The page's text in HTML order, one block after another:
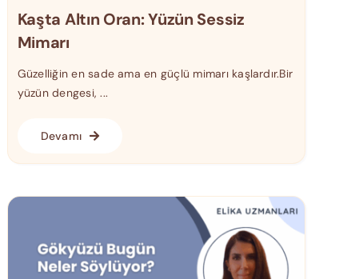
Kaşta Altın Oran: Yüzün Sessiz
Mimarı
Güzelliğin en sade ama en güçlü mimarı kaşlardır.Bir
yüzün dengesi, ...
Devamı